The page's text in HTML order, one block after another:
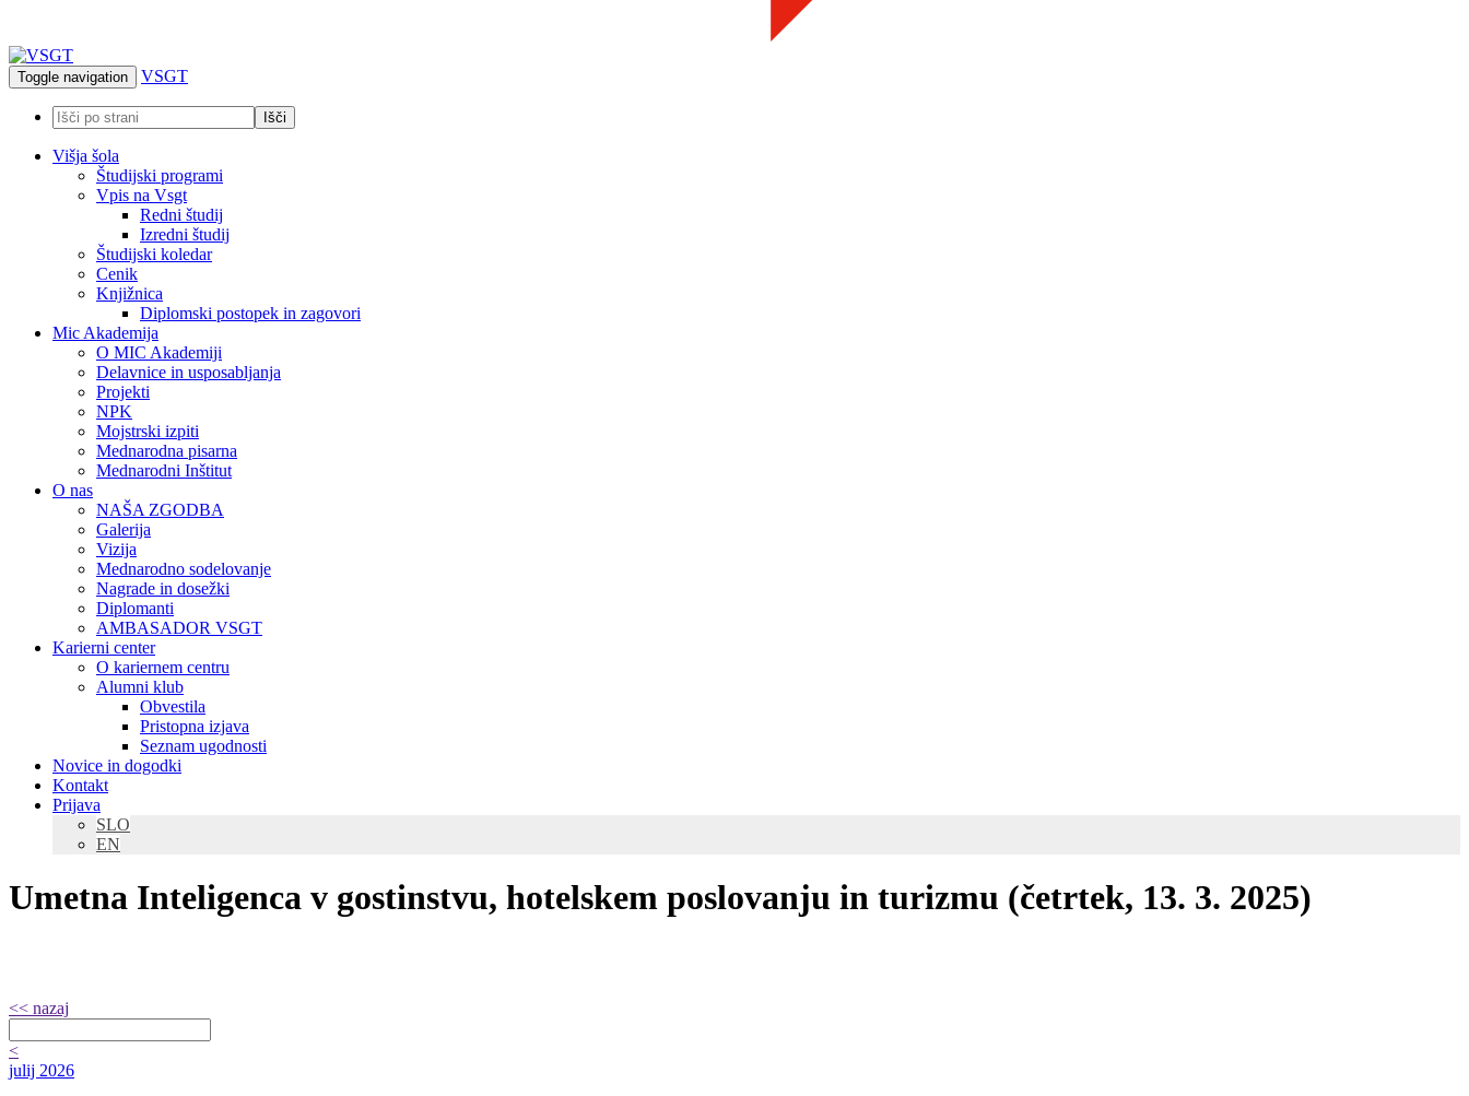
Toggle navigation VSGT
Višja šola
Študijski programi
Vpis na Vsgt
Redni študij
Izredni študij
Študijski koledar
Cenik
Knjižnica
Diplomski postopek in zagovori
Mic Akademija
O MIC Akademiji
Delavnice in usposabljanja
Projekti
NPK
Mojstrski izpiti
Mednarodna pisarna
Mednarodni Inštitut
O nas
NAŠA ZGODBA
Galerija
Vizija
Mednarodno sodelovanje
Nagrade in dosežki
Diplomanti
AMBASADOR VSGT
Karierni center
O kariernem centru
Alumni klub
Obvestila
Pristopna izjava
Seznam ugodnosti
Novice in dogodki
Kontakt
Prijava
SLO
EN
Umetna Inteligenca v gostinstvu, hotelskem poslovanju in turizmu (četrtek, 13. 3. 2025)
<< nazaj
<
julij 2026